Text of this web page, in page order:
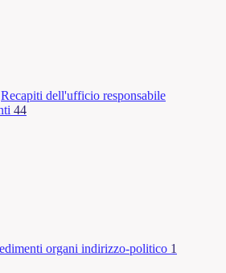
Recapiti dell'ufficio responsabile
44
organi indirizzo-politico 1